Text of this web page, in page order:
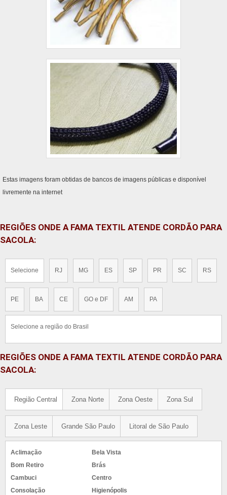
Estas imagens foram obtidas de bancos de imagens públicas e disponível
livremente na internet
REGIÕES ONDE A FAMA TEXTIL ATENDE CORDÃO PARA
SACOLA:
Selecione RJ MG ES SP PR SC RS
PE BA CE GO e DF AM PA
Selecione a região do Brasil
REGIÕES ONDE A FAMA TEXTIL ATENDE CORDÃO PARA
SACOLA:
Região Central Zona Norte Zona Oeste Zona Sul
Zona Leste Grande São Paulo Litoral de São Paulo
Aclimação
Bela Vista
Bom Retiro
Brás
Cambuci
Centro
Consolação
Higienópolis